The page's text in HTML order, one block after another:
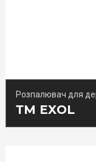
ТМ Lynks laboratories
Розпалювач для
ТМ EXOL